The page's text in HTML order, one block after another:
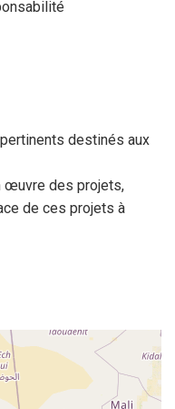
destinés aux
œuvre des projets,
de ces projets à